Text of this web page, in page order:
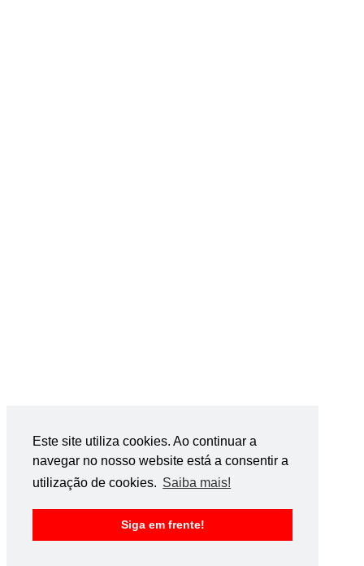
Este site utiliza cookies. Ao continuar a
navegar no nosso website está a consentir a
utilização de cookies. Saiba mais!
Siga em frente!